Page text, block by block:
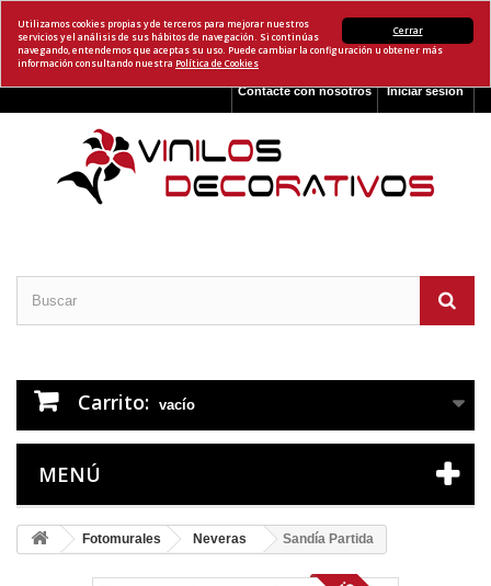
Cerrar
Utilizamos cookies propias y de terceros para mejorar nuestros
servicios y el análisis de sus hábitos de navegación. Si continúas
navegando, entendemos que aceptas su uso. Puede cambiar la configuración u obtener más
información consultando nuestra Política de Cookies
Iniciar sesión
Contacte con nosotros
Carrito: vacío
MENÚ
Fotomurales Neveras Sandía Partida